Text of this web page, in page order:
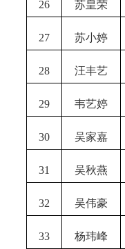
26 苏皇荣
27 苏小婷
28 汪丰艺
29 韦艺婷
30 吴家嘉
31 吴秋燕
32 吴伟豪
33 杨玮峰